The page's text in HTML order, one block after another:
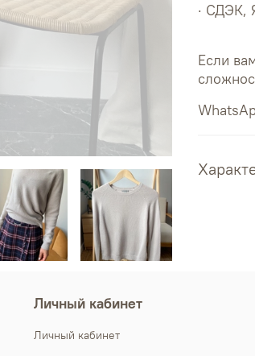
· СДЭК,
Если
Личный кабинет
Личный кабинет